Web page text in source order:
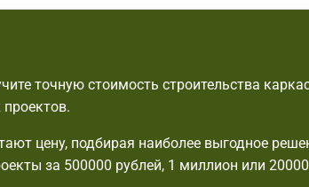
точную стоимость строительства
цену, подбирая наиболее выгодное
за 500000 рублей, 1 миллион или